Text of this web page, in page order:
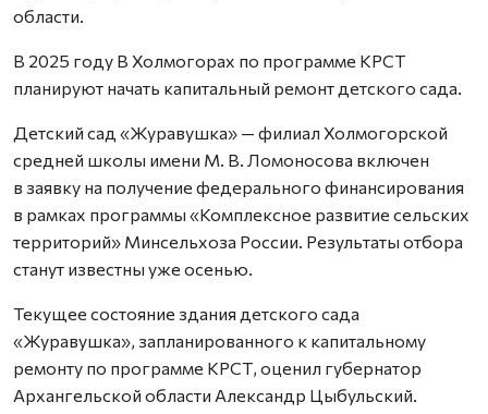
области.
В 2025 году В Холмогорах по программе КРСТ
планируют начать капитальный ремонт детского сада.
Детский сад «Журавушка» — филиал Холмогорской
средней школы имени М. В. Ломоносова включен
в заявку на получение федерального финансирования
в рамках программы «Комплексное развитие сельских
территорий» Минсельхоза России. Результаты отбора
станут известны уже осенью.
Текущее состояние здания детского сада
«Журавушка», запланированного к капитальному
ремонту по программе КРСТ, оценил губернатор
Архангельской области Александр Цыбульский.